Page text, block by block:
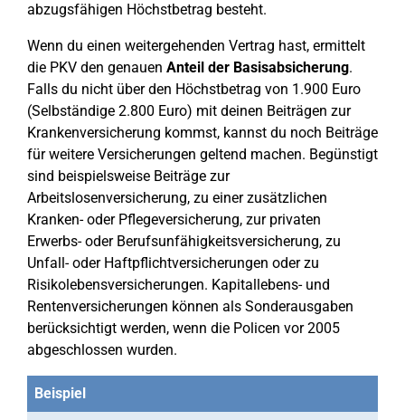
abzugsfähigen Höchstbetrag besteht.
Wenn du einen weitergehenden Vertrag hast, ermittelt
die PKV den genauen Anteil der Basisabsicherung.
Falls du nicht über den Höchstbetrag von 1.900 Euro
(Selbständige 2.800 Euro) mit deinen Beiträgen zur
Krankenversicherung kommst, kannst du noch Beiträge
für weitere Versicherungen geltend machen. Begünstigt
sind beispielsweise Beiträge zur
Arbeitslosenversicherung, zu einer zusätzlichen
Kranken- oder Pflegeversicherung, zur privaten
Erwerbs- oder Berufsunfähigkeitsversicherung, zu
Unfall- oder Haftpflichtversicherungen oder zu
Risikolebensversicherungen. Kapitallebens- und
Rentenversicherungen können als Sonderausgaben
berücksichtigt werden, wenn die Policen vor 2005
abgeschlossen wurden.
Beispiel